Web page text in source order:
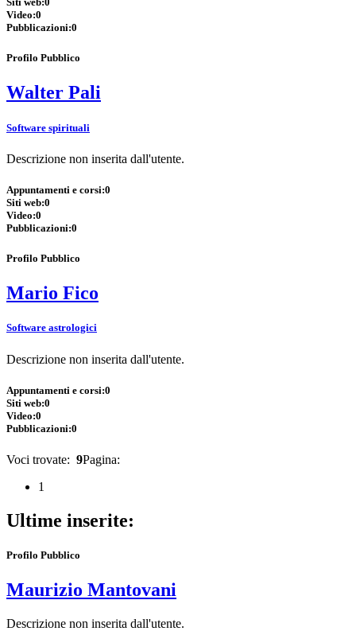
Video:0
Pubblicazioni:0
Profilo Pubblico
Walter Pali
Software spirituali
Descrizione non inserita dall'utente.
Appuntamenti e corsi:0
Siti web:0
Video:0
Pubblicazioni:0
Profilo Pubblico
Mario Fico
Software astrologici
Descrizione non inserita dall'utente.
Appuntamenti e corsi:0
Siti web:0
Video:0
Pubblicazioni:0
Voci trovate: 9Pagina:
1
Ultime inserite:
Profilo Pubblico
Maurizio Mantovani
Descrizione non inserita dall'utente.